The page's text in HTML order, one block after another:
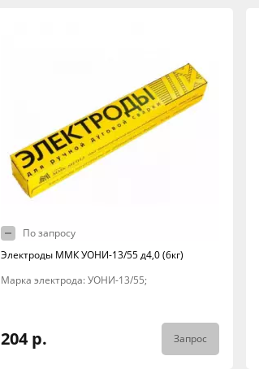
По запросу
Электроды ММК УОНИ-13/55 д4,0 (6кг)
Марка электрода: УОНИ-13/55;
204 р. Запрос